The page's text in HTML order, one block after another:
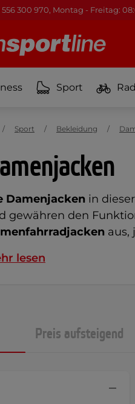
556 300 970, Montag - Freitag:
Sport
Damenjacken in
gewähren den
aus,
lesen
Sport Bekleidung
Preis aufsteigend